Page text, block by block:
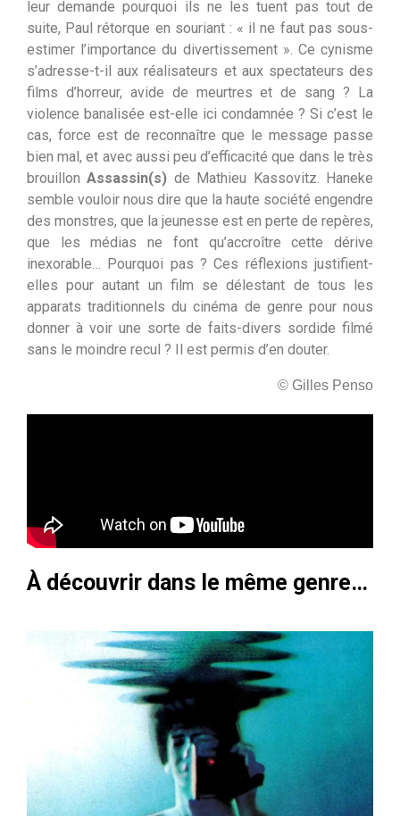
leur demande pourquoi ils ne les tuent pas tout de
suite, Paul rétorque en souriant : « il ne faut pas sous-
estimer l’importance du divertissement ». Ce cynisme
s’adresse-t-il aux réalisateurs et aux spectateurs des
films d’horreur, avide de meurtres et de sang ? La
violence banalisée est-elle ici condamnée ? Si c’est le
cas, force est de reconnaître que le message passe
bien mal, et avec aussi peu d’efficacité que dans le très
brouillonAssassin(s) de Mathieu Kassovitz. Haneke
semble vouloir nous dire que la haute société engendre
des monstres, que la jeunesse est en perte de repères,
que les médias ne font qu’accroître cette dérive
inexorable… Pourquoi pas ? Ces réflexions justifient-
elles pour autant un film se délestant de tous les
apparats traditionnels du cinéma de genre pour nous
donner à voir une sorte de faits-divers sordide filmé
sans le moindre recul ? Il est permis d’en douter.
© Gilles Penso
À découvrir dans le même genre…